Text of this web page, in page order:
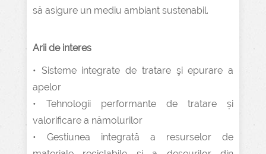
să asigure un mediu ambiant sustenabil.
Arii de interes
• Sisteme integrate de tratare şi epurare a
apelor
• Tehnologii performante de tratare și
valorificare a nămolurilor
• Gestiunea integrată a resurselor de